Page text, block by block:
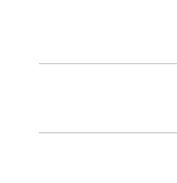
principal